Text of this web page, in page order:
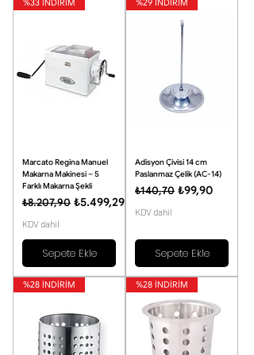
%33 İNDİRİM
Marcato Regina Manuel
Makarna Makinesi – 5
Farklı Makarna Şekli
Normal Fiyat
₺8.207,90 İndirimli Fiyat
₺5.499,29
KDV dahil
Sepete Ekle
%29 İNDİRİM
Adisyon Çivisi 14 cm
Paslanmaz Çelik (AC-14)
Normal Fiyat
₺140,70 İndirimli Fiyat
₺99,90
KDV dahil
Sepete Ekle
%28 İNDİRİM %28 İNDİRİM